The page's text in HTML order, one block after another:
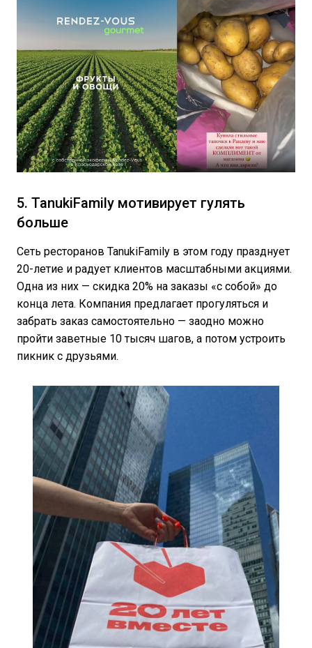
5. TanukiFamily мотивирует гулять
больше
Сеть ресторанов TanukiFamily в этом году празднует
20-летие и радует клиентов масштабными акциями.
Одна из них — скидка 20% на заказы «с собой» до
конца лета. Компания предлагает прогуляться и
забрать заказ самостоятельно — заодно можно
пройти заветные 10 тысяч шагов, а потом устроить
пикник с друзьями.